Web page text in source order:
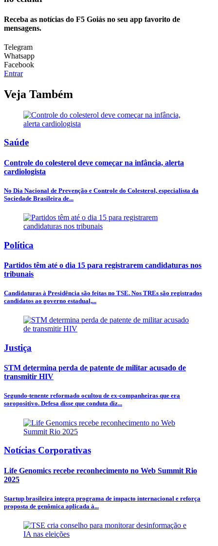
Receba as notícias do F5 Goiás no seu app favorito de
mensagens.
Telegram
Whatsapp
Facebook
Entrar
Veja Também
Saúde
Controle do colesterol deve começar na infância, alerta
cardiologista
No Dia Nacional de Prevenção e Controle do Colesterol, especialista da
Sociedade Brasileira de...
Política
Partidos têm até o dia 15 para registrarem candidaturas nos
tribunais
Candidaturas à Presidência são feitas no TSE. Nos TREs são registrados
candidatos ao governo estadual,...
Justiça
STM determina perda de patente de militar acusado de
transmitir HIV
Segundo-tenente reformado ocultou de ex-companheiras que era
soropositivo. Defesa disse que conduta diz...
Notícias Corporativas
Life Genomics recebe reconhecimento no Web Summit Rio
2025
Startup brasileira integra programa de impacto internacional e reforça
proposta de genômica aplicada à...